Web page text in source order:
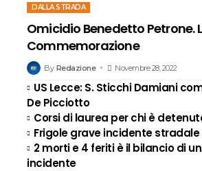
DALLA STRADA
Omicidio Benedetto Petrone.
Commemorazione
By Redazione Novembre 28, 2022
US Lecce: S. Sticchi Damiani
De Picciotto
Corsi di laurea per chi è
Frigole grave incidente stradale
2 morti e 4 feriti è il bilancio di
incidente